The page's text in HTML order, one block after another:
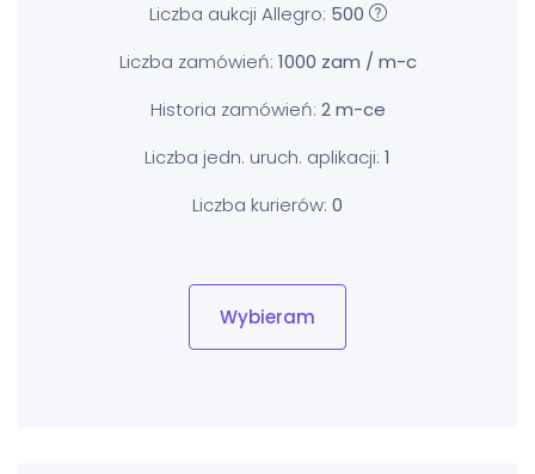
Liczba aukcji Allegro: 500
Liczba zamówień: 1000 zam / m-c
Historia zamówień: 2 m-ce
Liczba jedn. uruch. aplikacji: 1
Liczba kurierów: 0
Wybieram